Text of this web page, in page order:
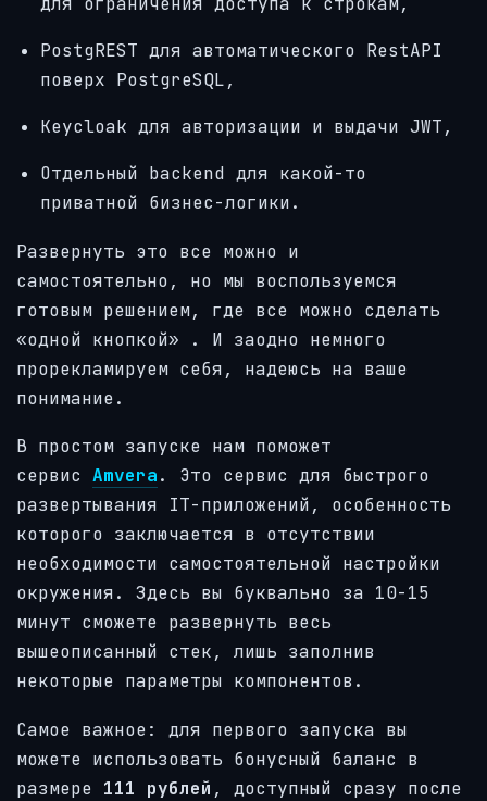
PostgREST для автоматического RestAPI
поверх PostgreSQL,
Keycloak для авторизации и выдачи JWT,
Отдельный backend для какой-то
приватной бизнес-логики.
Развернуть это все можно и
самостоятельно, но мы воспользуемся
готовым решением, где все можно сделать
«одной кнопкой» . И заодно немного
прорекламируем себя, надеюсь на ваше
понимание.
В простом запуске нам поможет
сервис Amvera. Это сервис для быстрого
развертывания IT-приложений, особенность
которого заключается в отсутствии
необходимости самостоятельной настройки
окружения. Здесь вы буквально за 10-15
минут сможете развернуть весь
вышеописанный стек, лишь заполнив
некоторые параметры компонентов.
Самое важное: для первого запуска вы
можете использовать бонусный баланс в
размере 111 рублей , доступный сразу после